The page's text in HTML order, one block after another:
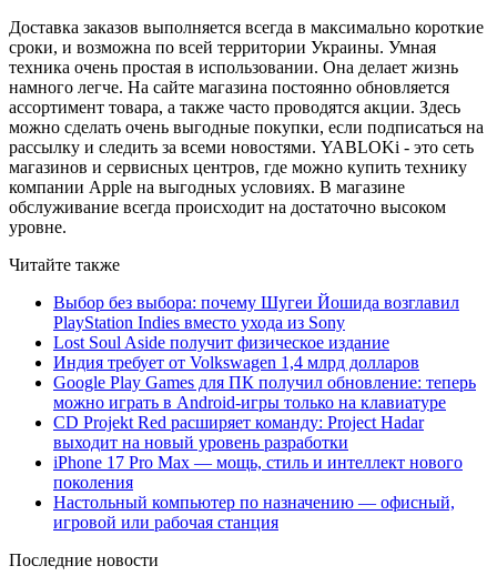
Доставка заказов выполняется всегда в максимально короткие
сроки, и возможна по всей территории Украины. Умная
техника очень простая в использовании. Она делает жизнь
намного легче. На сайте магазина постоянно обновляется
ассортимент товара, а также часто проводятся акции. Здесь
можно сделать очень выгодные покупки, если подписаться на
рассылку и следить за всеми новостями. YABLOKi - это сеть
магазинов и сервисных центров, где можно купить технику
компании Apple на выгодных условиях. В магазине
обслуживание всегда происходит на достаточно высоком
уровне.
Читайте также
Выбор без выбора: почему Шугеи Йошида возглавил
PlayStation Indies вместо ухода из Sony
Lost Soul Aside получит физическое издание
Индия требует от Volkswagen 1,4 млрд долларов
Google Play Games для ПК получил обновление: теперь
можно играть в Android-игры только на клавиатуре
CD Projekt Red расширяет команду: Project Hadar
выходит на новый уровень разработки
iPhone 17 Pro Max — мощь, стиль и интеллект нового
поколения
Настольный компьютер по назначению — офисный,
игровой или рабочая станция
Последние новости